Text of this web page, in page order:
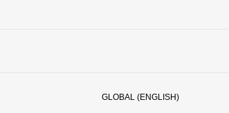
GLOBAL (ENGLISH)